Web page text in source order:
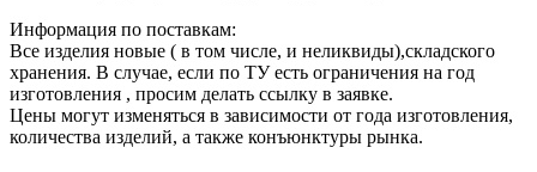
Информация по поставкам:
Все изделия новые ( в том числе, и неликвиды),складского
хранения. В случае, если по ТУ есть ограничения на год
изготовления , просим делать ссылку в заявке.
Цены могут изменяться в зависимости от года изготовления,
количества изделий, а также конъюнктуры рынка.